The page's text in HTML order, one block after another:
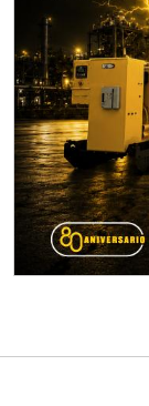
Para
contar
gestión